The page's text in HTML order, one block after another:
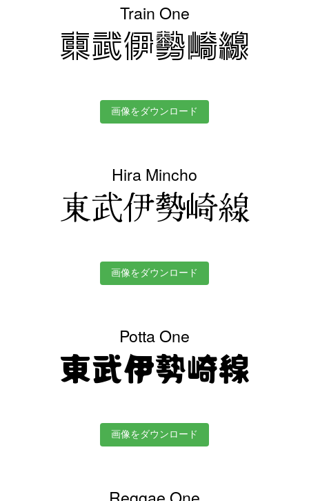
Train One
東武伊勢崎線
画像をダウンロード
Hira Mincho
東武伊勢崎線
画像をダウンロード
Potta One
東武伊勢崎線
画像をダウンロード